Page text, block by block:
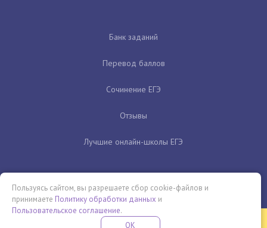
Банк заданий
Перевод баллов
Сочинение ЕГЭ
Отзывы
Лучшие онлайн-школы ЕГЭ
Бесплатная летняя школа
Пользуясь сайтом, вы разрешаете сбор cookie-файлов и
принимаете Политику обработки данных и
Пользовательское соглашение.
OK